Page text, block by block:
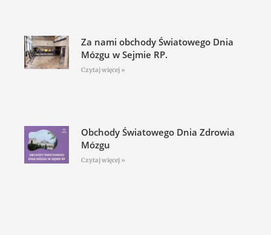
Za nami obchody Światowego Dnia
Mózgu w Sejmie RP.
Czytaj więcej »
Obchody Światowego Dnia Zdrowia
Mózgu
Czytaj więcej »